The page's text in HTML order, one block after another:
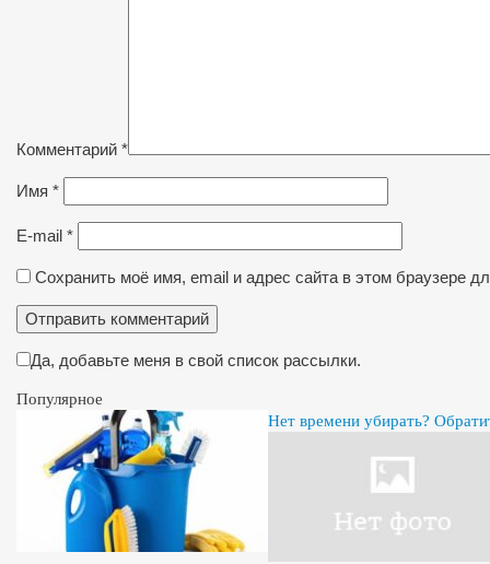
Комментарий *
Имя *
E-mail *
Сохранить моё имя, email и адрес сайта в этом браузере
Да, добавьте меня в свой список рассылки.
Популярное
Нет времени убирать?